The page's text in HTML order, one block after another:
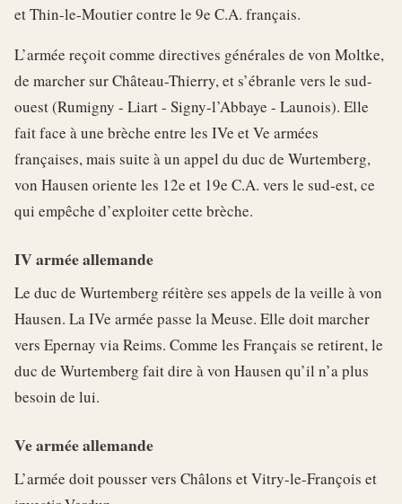
et Thin-le-Moutier contre le 9e C.A. français.
L’armée reçoit comme directives générales de von Moltke,
de marcher sur Château-Thierry, et s’ébranle vers le sud-
ouest (Rumigny - Liart - Signy-l’Abbaye - Launois). Elle
fait face à une brèche entre les IVe et Ve armées
françaises, mais suite à un appel du duc de Wurtemberg,
von Hausen oriente les 12e et 19e C.A. vers le sud-est, ce
qui empêche d’exploiter cette brèche.
IV armée allemande
Le duc de Wurtemberg réitère ses appels de la veille à von
Hausen. La IVe armée passe la Meuse. Elle doit marcher
vers Epernay via Reims. Comme les Français se retirent, le
duc de Wurtemberg fait dire à von Hausen qu’il n’a plus
besoin de lui.
Ve armée allemande
L’armée doit pousser vers Châlons et Vitry-le-François et